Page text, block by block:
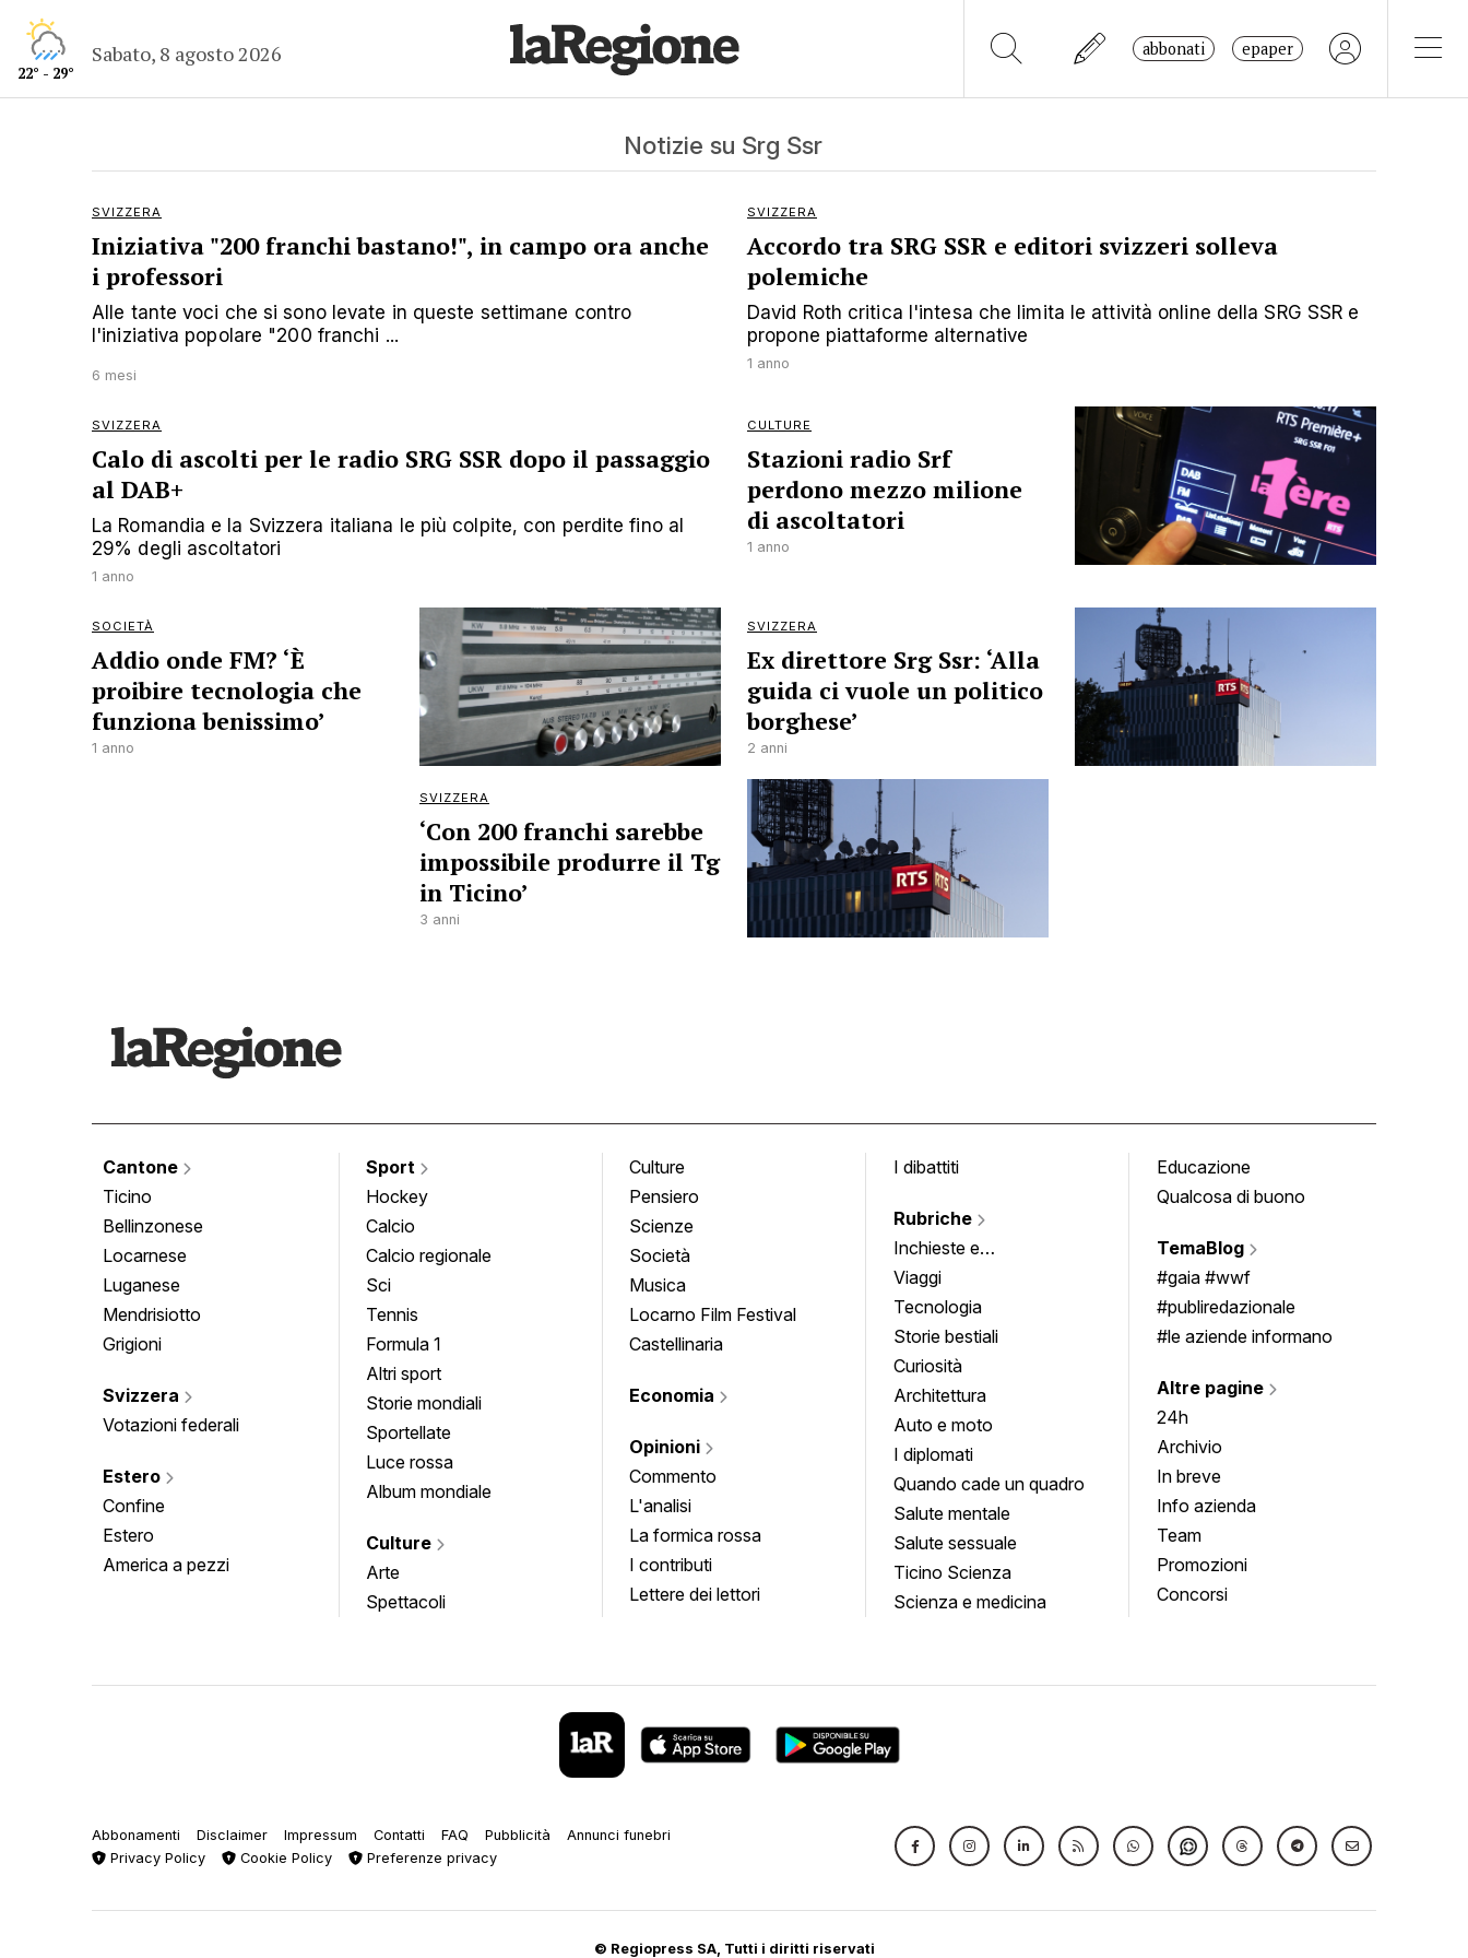
22° - 29°
Sabato, 8 agosto 2026 abbonati epaper
Notizie su Srg Ssr
SVIZZERA
Iniziativa "200 franchi bastano!", in campo ora anche
i professori
Alle tante voci che si sono levate in queste settimane contro
l'iniziativa popolare "200 franchi ...
6 mesi
SVIZZERA
Accordo tra SRG SSR e editori svizzeri solleva
polemiche
David Roth critica l'intesa che limita le attività online della SRG SSR e
propone piattaforme alternative
1 anno
SVIZZERA
Calo di ascolti per le radio SRG SSR dopo il passaggio
al DAB+
La Romandia e la Svizzera italiana le più colpite, con perdite fino al
29% degli ascoltatori
1 anno
CULTURE
Stazioni radio Srf
perdono mezzo milione
di ascoltatori
1 anno
SOCIETÀ
Addio onde FM? ‘È
proibire tecnologia che
funziona benissimo’
1 anno
SVIZZERA
Ex direttore Srg Ssr: ‘Alla
guida ci vuole un politico
borghese’
2 anni
SVIZZERA
‘Con 200 franchi sarebbe
impossibile produrre il Tg
in Ticino’
3 anni
Cantone
Ticino
Bellinzonese
Locarnese
Luganese
Mendrisiotto
Grigioni
Svizzera
Votazioni federali
Estero
Confine
Estero
America a pezzi
Sport
Hockey
Calcio
Calcio regionale
Sci
Tennis
Formula 1
Altri sport
Storie mondiali
Sportellate
Luce rossa
Album mondiale
Culture
Arte
Spettacoli
Culture
Pensiero
Scienze
Società
Musica
Locarno Film Festival
Castellinaria
Economia
Opinioni
Commento
L'analisi
La formica rossa
I contributi
Lettere dei lettori
I dibattiti
Rubriche
Inchieste e
approfondimenti
Viaggi
Tecnologia
Storie bestiali
Curiosità
Architettura
Auto e moto
I diplomati
Quando cade un quadro
Salute mentale
Salute sessuale
Ticino Scienza
Scienza e medicina
Educazione
Qualcosa di buono
TemaBlog
#gaia #wwf
#publiredazionale
#le aziende informano
Altre pagine
24h
Archivio
In breve
Info azienda
Team
Promozioni
Concorsi
Abbonamenti Disclaimer Impressum Contatti FAQ Pubblicità
Annunci funebri
Privacy Policy
Cookie Policy Preferenze privacy
© Regiopress SA, Tutti i diritti riservati